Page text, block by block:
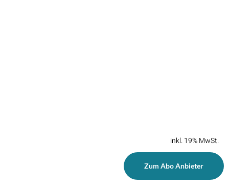
inkl. 19% MwSt.
Zum Abo Anbieter